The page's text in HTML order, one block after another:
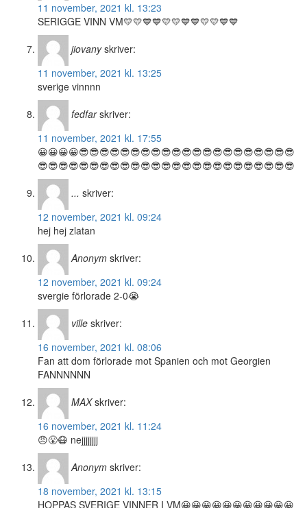
11 november, 2021 kl. 13:23
SERIGGE VINN VM💛💛💙💙💛💛💙💙💛💛💙💙
jiovany skriver:
11 november, 2021 kl. 13:25
sverige vinnnn
fedfar skriver:
11 november, 2021 kl. 17:55
😀😀😀😀😎😎😎😎😎😎😎😎😎😎😎😎😎😎😎😎😎😎😎😎😎
😎😎😎😎😎😎😎😎😎😎😎😎😎😎😎😎😎😎😎😎😎😎😎😎😎
... skriver:
12 november, 2021 kl. 09:24
hej hej zlatan
Anonym skriver:
12 november, 2021 kl. 09:24
svergie förlorade 2-0😭
ville skriver:
16 november, 2021 kl. 08:06
Fan att dom förlorade mot Spanien och mot Georgien
FANNNNNN
MAX skriver:
16 november, 2021 kl. 11:24
😠😤😷 nejjjjjjjj
Anonym skriver:
18 november, 2021 kl. 13:15
HOPPAS SVERIGE VINNER I VM😀😀😀😀😀😀😀😀😀😀😀